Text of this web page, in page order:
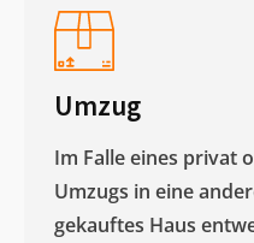
Umzug
Im Falle eines privat
Umzugs in eine
gekauftes Haus